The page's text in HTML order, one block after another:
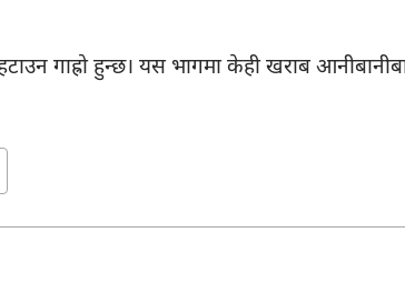
गाह्रो हुन्छ। यस भागमा केही खराब